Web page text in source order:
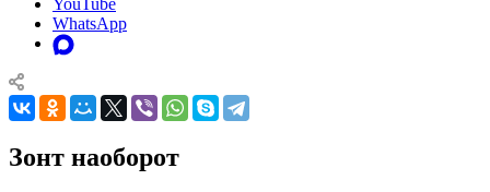
YouTube
WhatsApp
Зонт наоборот